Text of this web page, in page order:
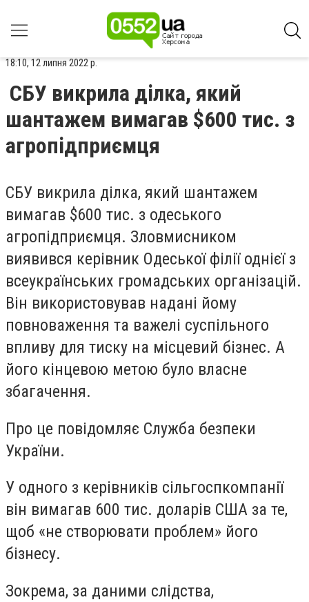
18:10, 12 липня 2022 р.
​​СБУ викрила ділка, який
шантажем вимагав $600 тис. з
агропідприємця
СБУ викрила ділка, який шантажем
вимагав $600 тис. з одеського
агропідприємця. Зловмисником
виявився керівник Одеської філії однієї з
всеукраїнських громадських організацій.
Він використовував надані йому
повноваження та важелі суспільного
впливу для тиску на місцевий бізнес. А
його кінцевою метою було власне
збагачення.
Про це повідомляє Служба безпеки
України.
У одного з керівників сільгоспкомпанії
він вимагав 600 тис. доларів США за те,
щоб «не створювати проблем» його
бізнесу.
Зокрема, за даними слідства,